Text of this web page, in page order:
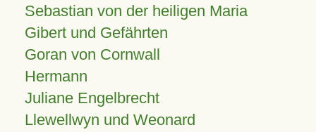
Sebastian von der heiligen Maria
Gibert und Gefährten
Goran von Cornwall
Hermann
Juliane Engelbrecht
Llewellwyn und Weonard